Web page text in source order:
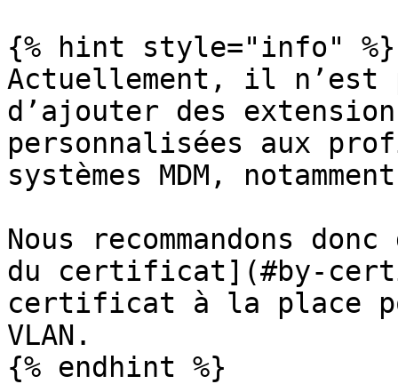
{% hint style="info" %}
Actuellement, il n’est
d’ajouter des
personnalisées aux
systèmes MDM,
Nous recommandons
du certificat](#by-
certificat à la place
VLAN.
{% endhint %}